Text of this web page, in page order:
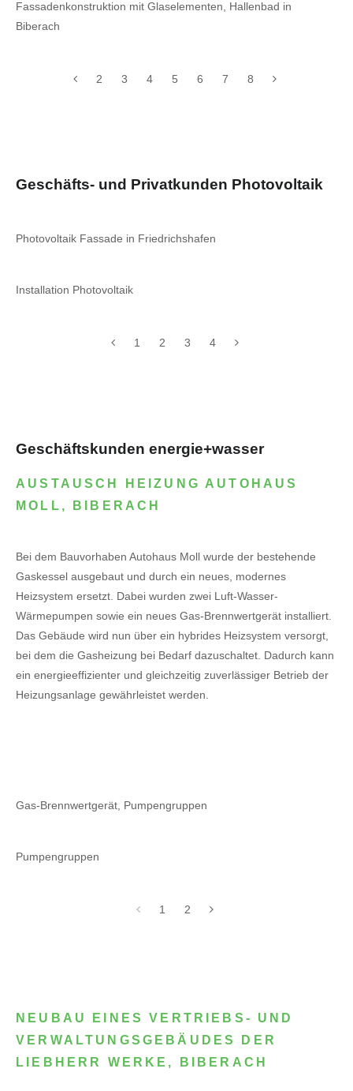
Fassadenkonstruktion mit Glaselementen, Hallenbad in
Biberach
2 3 4 5 6 7 8
Geschäfts- und Privatkunden Photovoltaik
Photovoltaik Fassade in Friedrichshafen
Installation Photovoltaik
1 2 3 4
Geschäftskunden energie+wasser
AUSTAUSCH HEIZUNG AUTOHAUS
MOLL, BIBERACH
Bei dem Bauvorhaben Autohaus Moll wurde der bestehende
Gaskessel ausgebaut und durch ein neues, modernes
Heizsystem ersetzt. Dabei wurden zwei Luft-Wasser-
Wärmepumpen sowie ein neues Gas-Brennwertgerät installiert.
Das Gebäude wird nun über ein hybrides Heizsystem versorgt,
bei dem die Gasheizung bei Bedarf dazuschaltet. Dadurch kann
ein energieeffizienter und gleichzeitig zuverlässiger Betrieb der
Heizungsanlage gewährleistet werden.
Gas-Brennwertgerät, Pumpengruppen
Pumpengruppen
1 2
NEUBAU EINES VERTRIEBS- UND
VERWALTUNGSGEBÄUDES DER
LIEBHERR WERKE, BIBERACH